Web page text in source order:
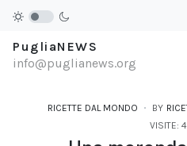
PugliaNEWS
info@puglianews.org
RICETTE DAL MONDO BY
VISITE: